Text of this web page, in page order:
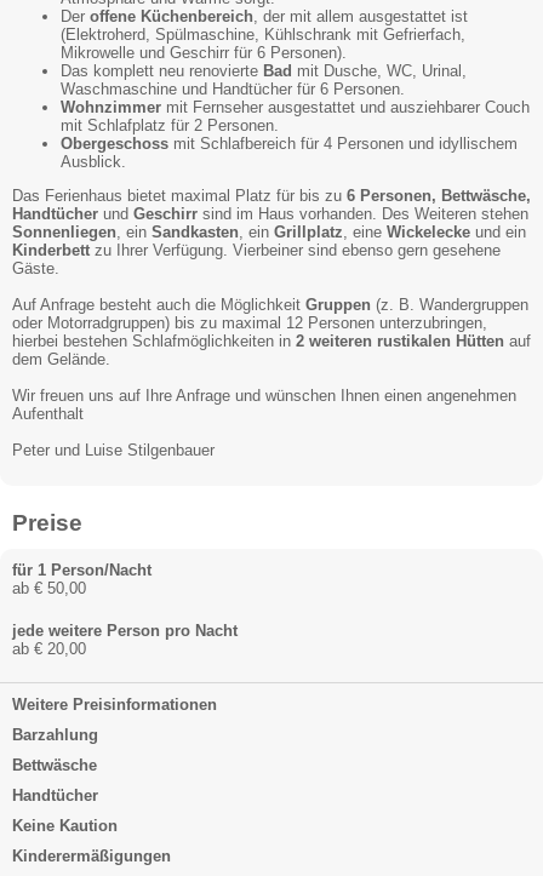
Der offene Küchenbereich , der mit allem ausgestattet ist
(Elektroherd, Spülmaschine, Kühlschrank mit Gefrierfach,
Mikrowelle und Geschirr für 6 Personen).
Das komplett neu renovierte Bad mit Dusche, WC, Urinal,
Waschmaschine und Handtücher für 6 Personen.
Wohnzimmer mit Fernseher ausgestattet und ausziehbarer Couch
mit Schlafplatz für 2 Personen.
Obergeschoss mit Schlafbereich für 4 Personen und idyllischem
Ausblick.
Das Ferienhaus bietet maximal Platz für bis zu 6 Personen, Bettwäsche,
Handtücher und Geschirr sind im Haus vorhanden. Des Weiteren stehen
Sonnenliegen , ein Sandkasten , ein Grillplatz , eine Wickelecke und ein
Kinderbett zu Ihrer Verfügung. Vierbeiner sind ebenso gern gesehene
Gäste.
Auf Anfrage besteht auch die Möglichkeit Gruppen (z. B. Wandergruppen
oder Motorradgruppen) bis zu maximal 12 Personen unterzubringen,
hierbei bestehen Schlafmöglichkeiten in 2 weiteren rustikalen Hütten auf
dem Gelände.
Wir freuen uns auf Ihre Anfrage und wünschen Ihnen einen angenehmen
Aufenthalt
Peter und Luise Stilgenbauer
Preise
für 1 Person/Nacht
ab € 50,00
jede weitere Person pro Nacht
ab € 20,00
Weitere Preisinformationen
Barzahlung
Bettwäsche
Handtücher
Keine Kaution
Kinderermäßigungen